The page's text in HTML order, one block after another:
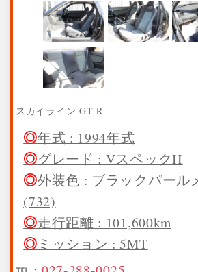
スカイライン GT-R
年式 : 1994年式
グレード : VスペックII
外装色 : ブラックパール
(732)
走行距離 : 101,600km
ミッション : 5MT